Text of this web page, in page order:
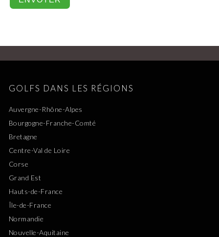
GOLFS DANS LES RÉGIONS
Auvergne-Rhône-Alpes
Bourgogne-Franche-Comté
Bretagne
Centre-Val de Loire
Corse
Grand Est
Hauts-de-France
Île-de-France
Normandie
Nouvelle-Aquitaine